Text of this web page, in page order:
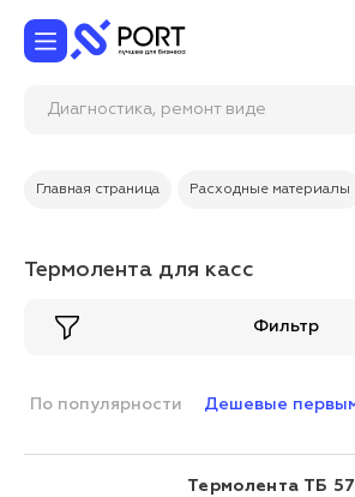
Диагностика, ремонт в
Главная страница Расходные материалы
Термолента для касс
Фильтр
По популярности Дешевые
Термолента ТБ